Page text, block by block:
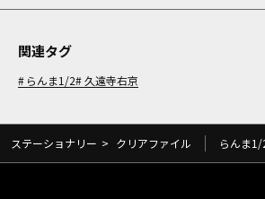
関連タグ
らんま1/2 久遠寺右京
ステーショナリー > クリアファイル らんま1/